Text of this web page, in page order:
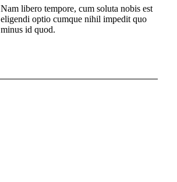
Nam libero tempore, cum soluta nobis est
eligendi optio cumque nihil impedit quo
minus id quod.